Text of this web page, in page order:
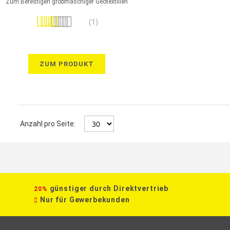
Zum Befestigen grobmaschiger Geotextilien
Bewertung: (1)
ZUM PRODUKT
Anzahl pro Seite:
20% günstiger durch Direktvertrieb
Nur für Gewerbekunden